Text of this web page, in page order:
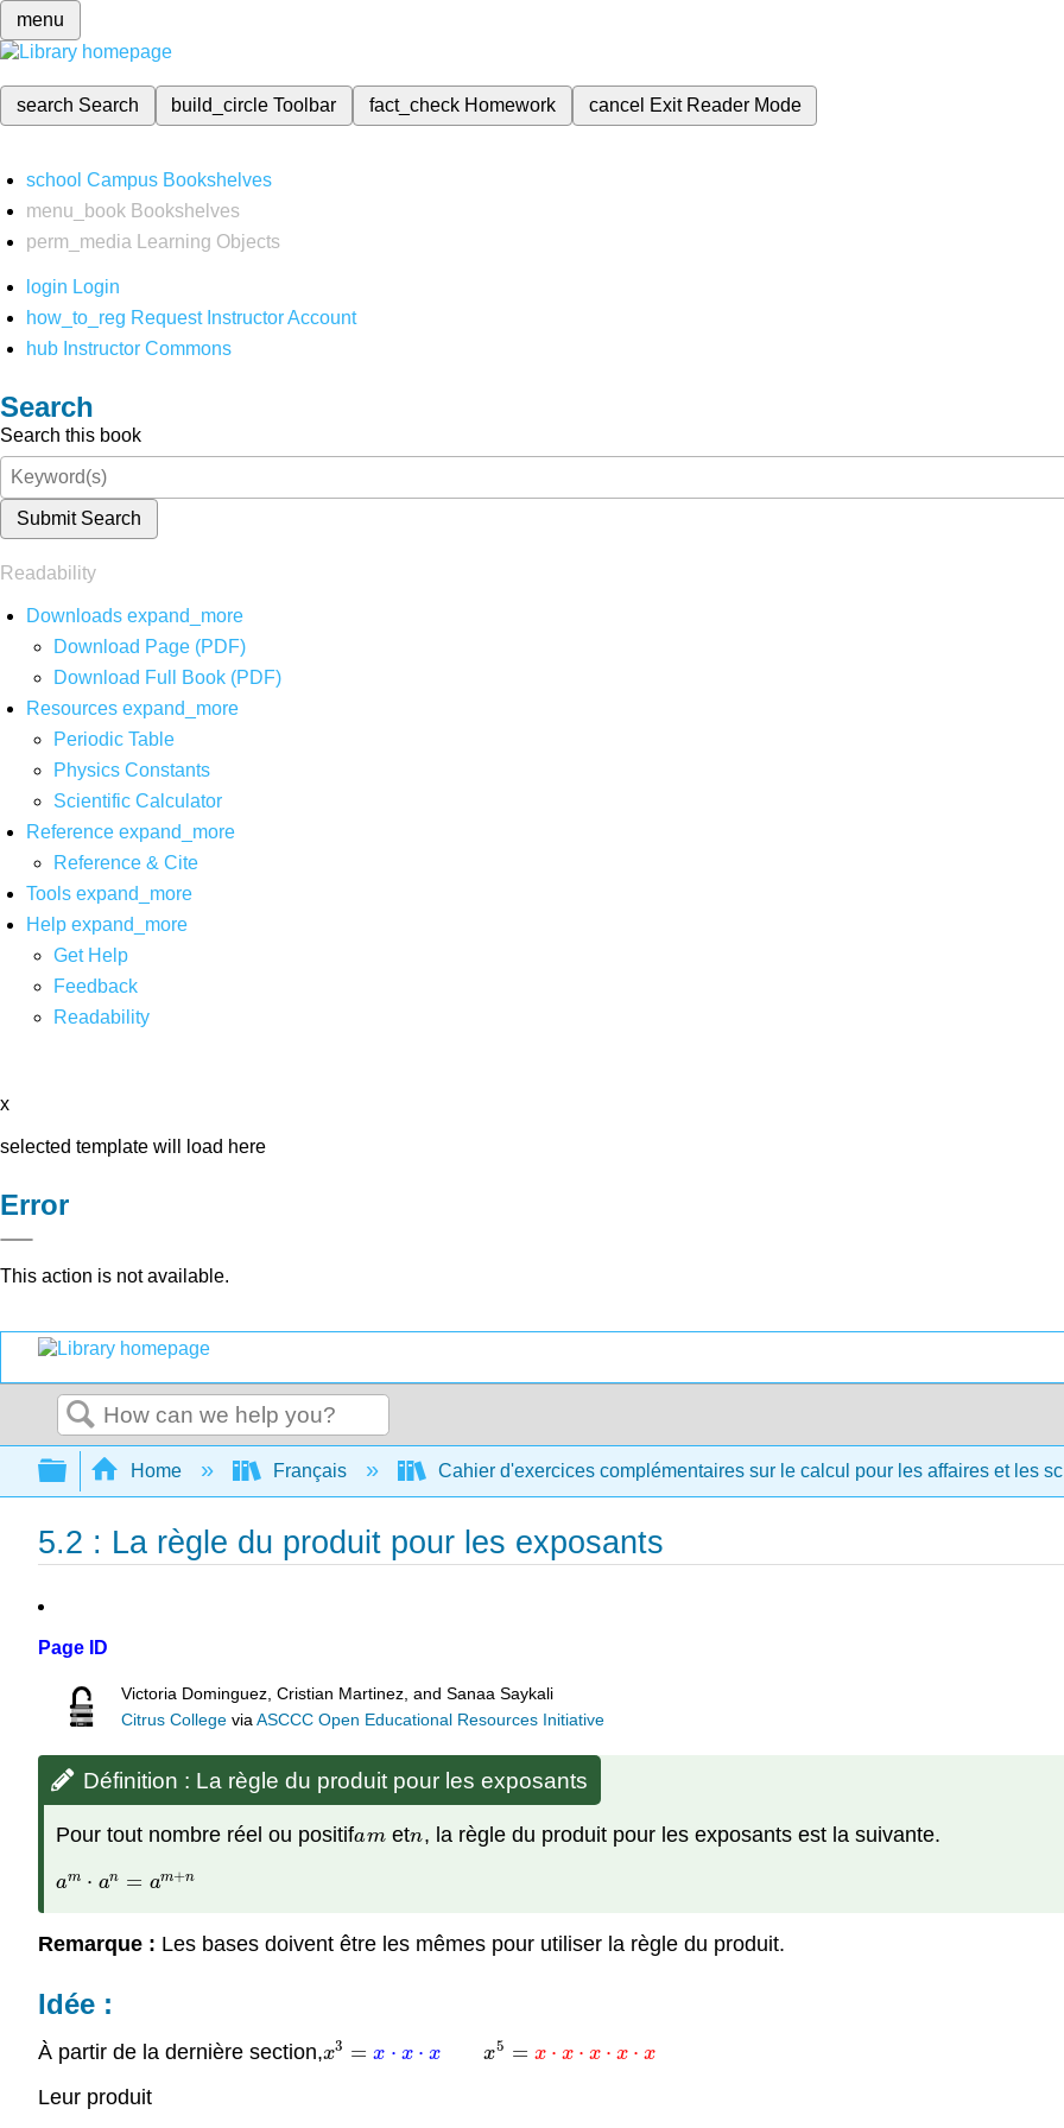
menu
search Search build_circleToolbar fact_check Homework cancel Exit Reader Mode
school Campus Bookshelves
menu_book Bookshelves
perm_media
Learning Objects
login Login
how_to_reg Request Instructor Account
hub Instructor Commons
Search
Search this book
Submit Search
Readability
Downloads expand_more
Download Page (PDF)
Download Full Book (PDF)
Resources expand_more
Periodic Table
Physics Constants
Scientific Calculator
Reference expand_more
Reference & Cite
Tools expand_more
Help expand_more
Get Help
Feedback
Readability
x
selected template will load here
Error
This action is not available.
Search
Expand/collapse global hierarchy
Home Français Cahier d'exercices complémentaires sur le calcul pour les affaires et les
5.2 : La règle du produit pour les exposants
Page ID
Victoria Dominguez, Cristian Martinez, and Sanaa Saykali
Citrus College viaASCCC Open Educational Resources Initiative
Définition : La règle du produit pour les exposants
Pour tout nombre réel ou positifa
am
m etn
n, la règle du produit pour les exposants est la suivante.
am ⋅ an = am+n
am ⋅ an=a m+n
Remarque : Les bases doivent être les mêmes pour utiliser la règle du produit.
Idée :
À partir de la dernière section,x3 = x ⋅ x ⋅ x x5 = x ⋅ x ⋅ x ⋅ x ⋅ x
x3 =x ⋅x ⋅xx 5 = x⋅x x
Leur produit